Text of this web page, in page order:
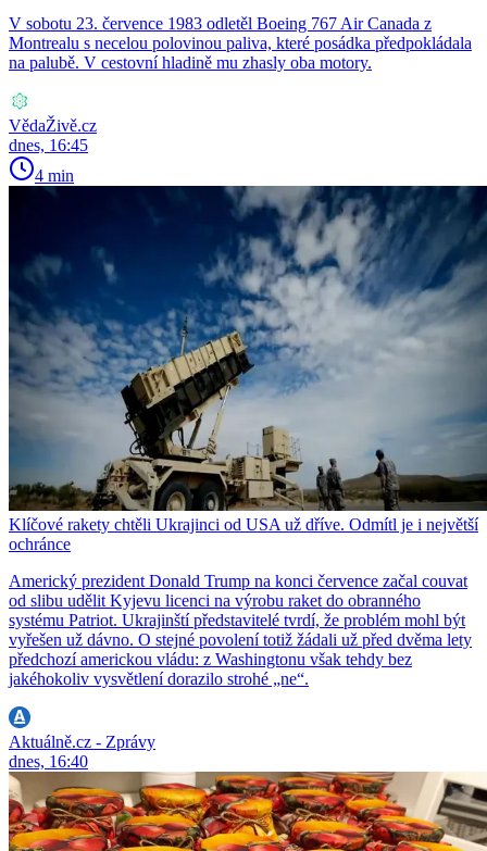
V sobotu 23. července 1983 odletěl Boeing 767 Air Canada z
Montrealu s necelou polovinou paliva, které posádka předpokládala
na palubě. V cestovní hladině mu zhasly oba motory.
VědaŽivě.cz
dnes, 16:45
4 min
Klíčové rakety chtěli Ukrajinci od USA už dříve. Odmítl je i největší
ochránce
Americký prezident Donald Trump na konci července začal couvat
od slibu udělit Kyjevu licenci na výrobu raket do obranného
systému Patriot. Ukrajinští představitelé tvrdí, že problém mohl být
vyřešen už dávno. O stejné povolení totiž žádali už před dvěma lety
předchozí americkou vládu: z Washingtonu však tehdy bez
jakéhokoliv vysvětlení dorazilo strohé „ne“.
Aktuálně.cz - Zprávy
dnes, 16:40